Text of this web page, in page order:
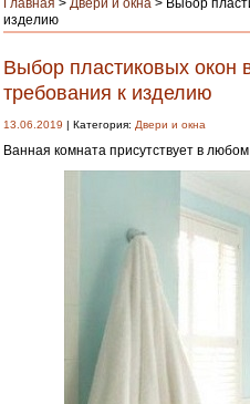
Главная > Двери и окна > Выбор
изделию
Выбор пластиковых окон
требования к изделию
13.06.2019 | Категория: Двери и окна
Ванная комната присутствует в